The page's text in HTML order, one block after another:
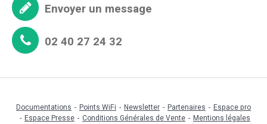
Envoyer un message
02 40 27 24 32
Documentations Points WiFi Newsletter Partenaires
Espace pro
Espace Presse
Conditions Générales de Vente
Mentions légales